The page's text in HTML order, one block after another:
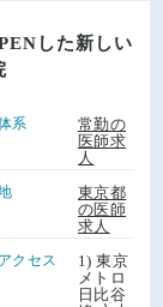
した新しい
系
常勤の
医師求
人
東京都
の医師
求人
クセス
1) 東京
メトロ
日比谷